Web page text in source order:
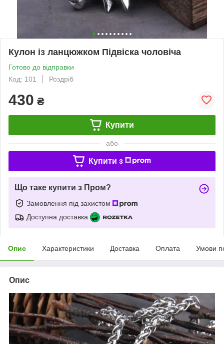
Кулон із ланцюжком Підвіска чоловіча
Готово до відправки
Код: 101
Роздріб
430 ₴
Купити
або
Купити з
Що таке купити з Пром?
Замовлення під захистом
Доступна доставка
Опис Характеристики Доставка Оплата Умови
Опис